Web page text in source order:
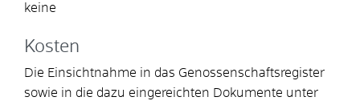
keine
Kosten
Die Einsichtnahme in das Genossenschaftsregister
sowie in die dazu eingereichten Dokumente unter